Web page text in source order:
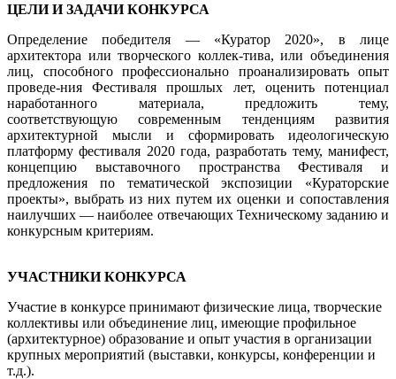
ЦЕЛИ И ЗАДАЧИ КОНКУРСА
Определение победителя — «Куратор 2020», в лице
архитектора или творческого коллек-тива, или объединения
лиц, способного профессионально проанализировать опыт
проведе-ния Фестиваля прошлых лет, оценить потенциал
наработанного материала, предложить тему,
соответствующую современным тенденциям развития
архитектурной мысли и сформировать идеологическую
платформу фестиваля 2020 года, разработать тему, манифест,
концепцию выставочного пространства Фестиваля и
предложения по тематической экспозиции «Кураторские
проекты», выбрать из них путем их оценки и сопоставления
наилучших — наиболее отвечающих Техническому заданию и
конкурсным критериям.
УЧАСТНИКИ КОНКУРСА
Участие в конкурсе принимают физические лица, творческие
коллективы или объединение лиц, имеющие профильное
(архитектурное) образование и опыт участия в организации
крупных мероприятий (выставки, конкурсы, конференции и
т.д.).